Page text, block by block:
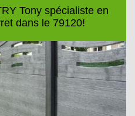
Tony spécialiste en
dans le 79120!